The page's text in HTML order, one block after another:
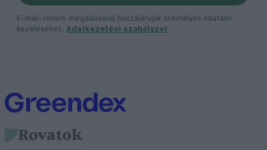
E-mail-címem megadásával hozzájárulok személyes adataim
kezeléséhez. Adatkezelési szabályzat
Rovatok